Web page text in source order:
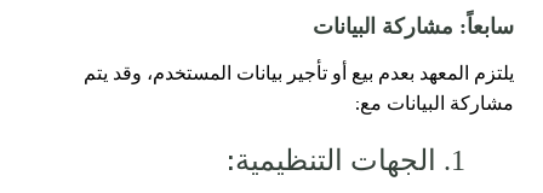
سابعاً: مشاركة البيانات
يلتزم المعهد بعدم بيع أو تأجير بيانات المستخدم، وقد يتم
مشاركة البيانات مع:
1. الجهات التنظيمية :